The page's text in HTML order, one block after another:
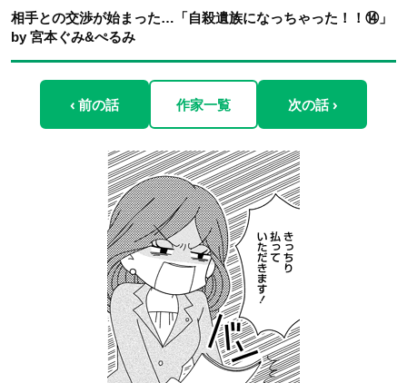
相手との交渉が始まった…「自殺遺族になっちゃった！！⑭」
by 宮本ぐみ&ぺるみ
‹ 前の話 作家一覧 次の話 ›